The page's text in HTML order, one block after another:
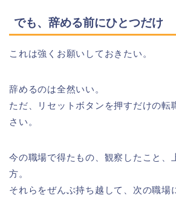
でも、辞める前にひとつだけ
これは強くお願いしておきたい。
辞めるのは全然いい。
ただ、リセットボタンを押すだけの転
さい。
今の職場で得たもの、観察したこと、
方。
それらをぜんぶ持ち越して、次の職場